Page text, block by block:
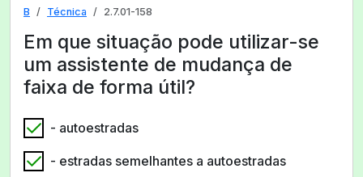
B Técnica 2.7.01-158
Em que situação pode utilizar-se
um assistente de mudança de
faixa de forma útil?
- autoestradas
- estradas semelhantes a autoestradas